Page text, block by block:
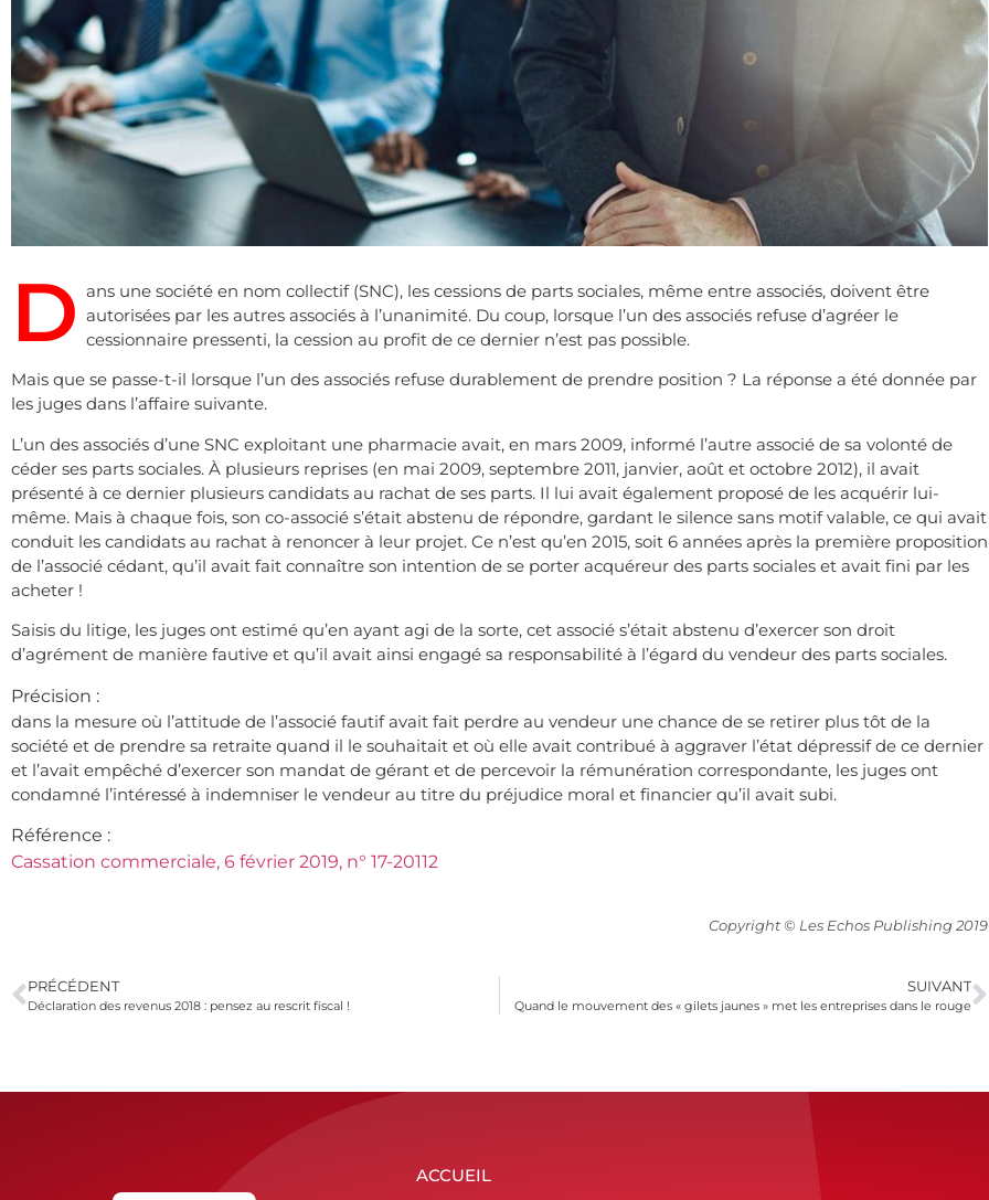
D ans une société en nom collectif (SNC), les cessions de parts sociales, même entre associés, doivent être
autorisées par les autres associés à l’unanimité. Du coup, lorsque l’un des associés refuse d’agréer le
cessionnaire pressenti, la cession au profit de ce dernier n’est pas possible.
Mais que se passe-t-il lorsque l’un des associés refuse durablement de prendre position ? La réponse a été donnée par
les juges dans l’affaire suivante.
L’un des associés d’une SNC exploitant une pharmacie avait, en mars 2009, informé l’autre associé de sa volonté de
céder ses parts sociales. À plusieurs reprises (en mai 2009, septembre 2011, janvier, août et octobre 2012), il avait
présenté à ce dernier plusieurs candidats au rachat de ses parts. Il lui avait également proposé de les acquérir lui-
même. Mais à chaque fois, son co-associé s’était abstenu de répondre, gardant le silence sans motif valable, ce qui avait
conduit les candidats au rachat à renoncer à leur projet. Ce n’est qu’en 2015, soit 6 années après la première proposition
de l’associé cédant, qu’il avait fait connaître son intention de se porter acquéreur des parts sociales et avait fini par les
acheter !
Saisis du litige, les juges ont estimé qu’en ayant agi de la sorte, cet associé s’était abstenu d’exercer son droit
d’agrément de manière fautive et qu’il avait ainsi engagé sa responsabilité à l’égard du vendeur des parts sociales.
Précision :
dans la mesure où l’attitude de l’associé fautif avait fait perdre au vendeur une chance de se retirer plus tôt de la
société et de prendre sa retraite quand il le souhaitait et où elle avait contribué à aggraver l’état dépressif de ce dernier
et l’avait empêché d’exercer son mandat de gérant et de percevoir la rémunération correspondante, les juges ont
condamné l’intéressé à indemniser le vendeur au titre du préjudice moral et financier qu’il avait subi.
Référence :
Cassation commerciale, 6 février 2019, n° 17-20112
Copyright © Les Echos Publishing 2019
PRÉCÉDENT
Déclaration des revenus 2018 : pensez au rescrit fiscal !
SUIVANT
Quand le mouvement des « gilets jaunes » met les entreprises dans le rouge
ACCUEIL